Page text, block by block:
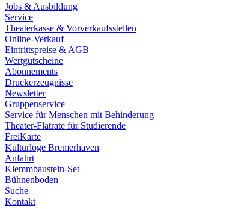
Jobs & Ausbildung
Service
Theaterkasse & Vorverkaufsstellen
Online-Verkauf
Eintrittspreise & AGB
Wertgutscheine
Abonnements
Druckerzeugnisse
Newsletter
Gruppenservice
Service für Menschen mit Behinderung
Theater-Flatrate für Studierende
FreiKarte
Kulturloge Bremerhaven
Anfahrt
Klemmbaustein-Set
Bühnenboden
Suche
Kontakt